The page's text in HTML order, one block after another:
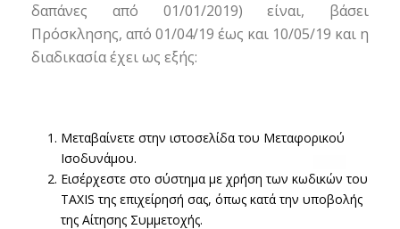
δαπάνες από 01/01/2019) είναι, βάσει
Πρόσκλησης, από 01/04/19 έως και 10/05/19 και η
διαδικασία έχει ως εξής:
Μεταβαίνετε στην ιστοσελίδα του Μεταφορικού
Ισοδυνάμου.
Εισέρχεστε στο σύστημα με χρήση των κωδικών του
ΤΑΧΙS της επιχείρησή σας, όπως κατά την υποβολής
της Αίτησης Συμμετοχής.